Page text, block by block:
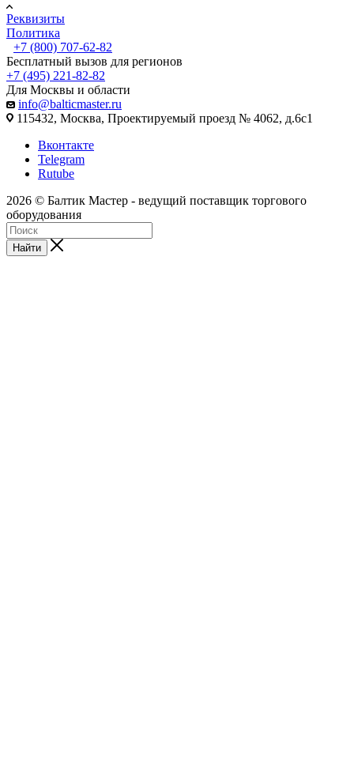
Реквизиты
Политика
+7 (800) 707-62-82
Бесплатный вызов для регионов
+7 (495) 221-82-82
Для Москвы и области
info@balticmaster.ru
115432, Москва, Проектируемый проезд № 4062, д.6с1
Вконтакте
Telegram
Rutube
2026 © Балтик Мастер - ведущий поставщик торгового
оборудования
Найти